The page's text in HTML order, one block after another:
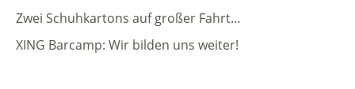
Zwei Schuhkartons auf großer Fahrt…
XING Barcamp: Wir bilden uns weiter!